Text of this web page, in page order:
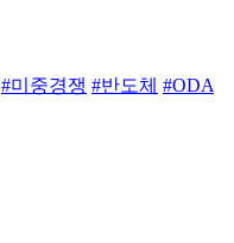
#미중경쟁 #반도체 #ODA